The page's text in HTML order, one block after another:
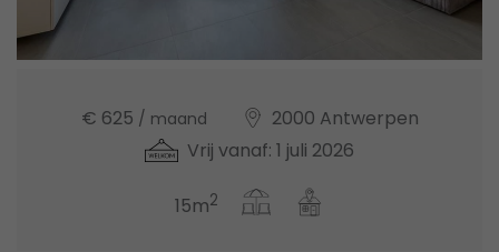
€ 625 / maand
2000 Antwerpen
Vrij vanaf: 1 juli 2026
15m2